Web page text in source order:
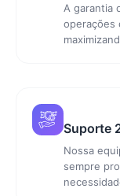
A garantia
operações
Suporte
Nossa
sempre